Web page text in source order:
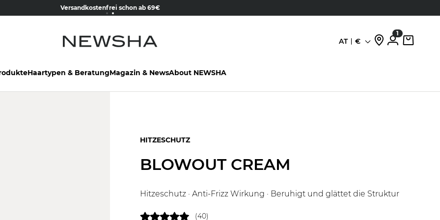
Member werden & gratis Treament erhalten |Jetzt kostenlos anmelden
Versandkostenfrei schon ab 69€
Haartypen & BeratungMagazin & NewsAbout NEWSHA
Sprache
AT €
1
HITZESCHUTZ
BLOWOUT CREAM
Hitzeschutz · Anti-Frizz Wirkung · Beruhigt und glättet die Struktur
(40)